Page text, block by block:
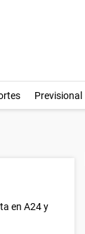
Previsional
en A24 y